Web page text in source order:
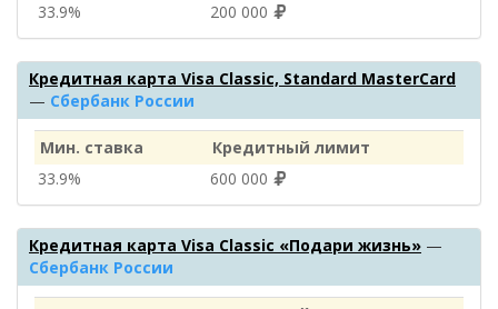
33.9%
200 000
Кредитная карта Visa Classic, Standard MasterCard
— Сбербанк России
Мин. ставка
Кредитный лимит
33.9%
600 000
Кредитная карта Visa Classic «Подари жизнь» —
Сбербанк России